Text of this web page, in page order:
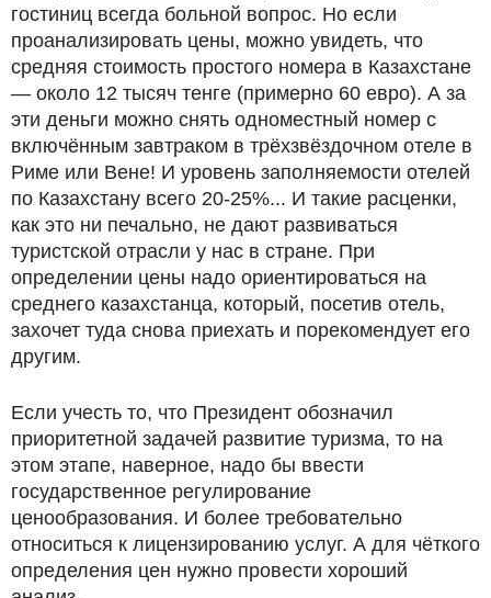
гостиниц всегда больной вопрос. Но если
проанализировать цены, можно увидеть, что
средняя стоимость простого номера в Казахстане
— около 12 тысяч тенге (примерно 60 евро). А за
эти деньги можно снять одноместный номер с
включённым завтраком в трёхзвёздочном отеле в
Риме или Вене! И уровень заполняемости отелей
по Казахстану всего 20­-25%... И такие расценки,
как это ни печально, не дают развиваться
туристской отрасли у нас в стране. При
определении цены надо ориентироваться на
среднего казахстанца, который, посетив отель,
захочет туда снова приехать и порекомендует его
другим.
Если учесть то, что Президент обозначил
приоритетной задачей развитие туризма, то на
этом этапе, наверное, надо бы ввести
государственное регулирование
ценообразования. И более требовательно
относиться к лицензированию услуг. А для чёткого
определения цен нужно провести хороший